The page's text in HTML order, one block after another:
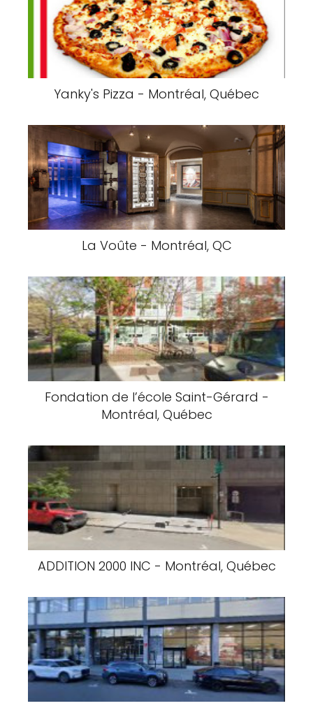
Yanky's Pizza - Montréal, Québec
La Voûte - Montréal, QC
Fondation de l’école Saint-Gérard -
Montréal, Québec
ADDITION 2000 INC - Montréal, Québec